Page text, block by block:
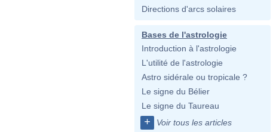
Directions d'arcs solaires
Bases de l'astrologie
Introduction à l'astrologie
L'utilité de l'astrologie
Astro sidérale ou tropicale ?
Le signe du Bélier
Le signe du Taureau
+ Voir tous les articles